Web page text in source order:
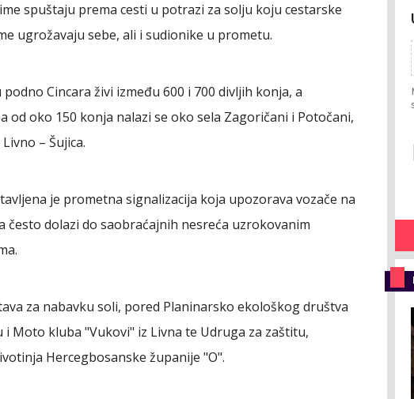
spuštaju prema cesti u potrazi za solju koju cestarske
ugrožavaju sebe, ali i sudionike u prometu.
Cincara živi između 600 i 700 divljih konja, a
od oko 150 konja nalazi se oko sela Zagoričani i Potočani,
– Šujica.
je prometna signalizacija koja upozorava vozače na
često dolazi do saobraćajnih nesreća uzrokovanim
za nabavku soli, pored Planinarsko ekološkog društva
Moto kluba "Vukovi" iz Livna te Udruga za zaštitu,
Hercegbosanske županije "O".